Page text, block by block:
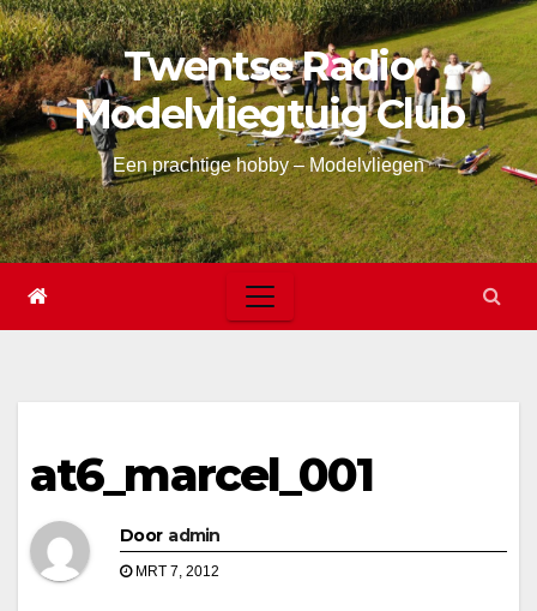
Skip
to
content
Twentse Radio
Modelvliegtuig Club
Een prachtige hobby – Modelvliegen
at6_marcel_001
Door admin
MRT 7, 2012